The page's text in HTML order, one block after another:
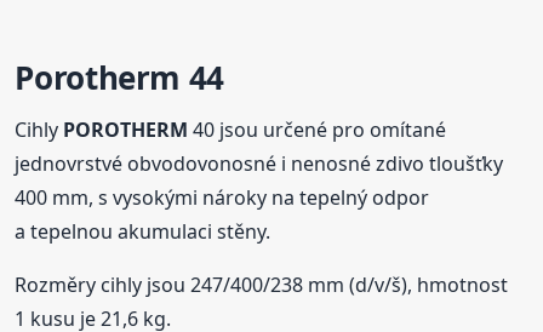
Porotherm 44
Cihly POROTHERM 40 jsou určené pro omítané
jednovrstvé obvodovonosné i nenosné zdivo tloušťky
400 mm, s vysokými nároky na tepelný odpor
a tepelnou akumulaci stěny.
Rozměry cihly jsou 247/400/238 mm (d/v/š), hmotnost
1 kusu je 21,6 kg.